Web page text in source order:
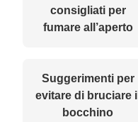
consigliati per
fumare all’aperto
Suggerimenti per
evitare di bruciare il
bocchino